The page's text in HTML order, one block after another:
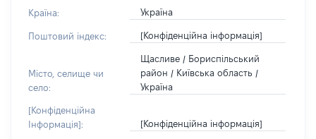
Країна: Україна
Поштовий індекс: [Конфіденційна інформація]
Місто, селище чи
село:
Щасливе / Бориспільський
район / Київська область /
Україна
[Конфіденційна
Інформація]:
[Конфіденційна інформація]